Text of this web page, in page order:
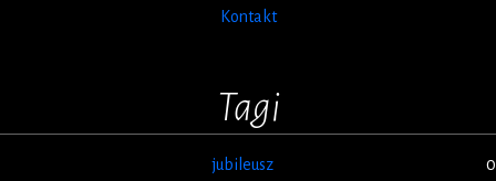
Kontakt
Tagi
jubileusz
0